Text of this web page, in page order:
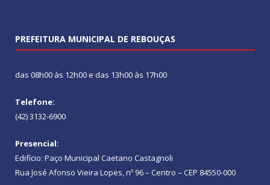
PREFEITURA MUNICIPAL DE REBOUÇAS
das 08h00 às 12h00 e das 13h00 às 17h00
Telefone:
(42) 3132-6900
Presencial:
Edifício: Paço Municipal Caetano Castagnoli
Rua José Afonso Vieira Lopes, nº 96 – Centro – CEP 84550-000